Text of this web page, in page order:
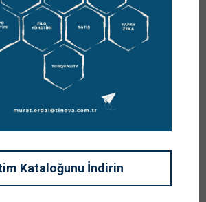
ve İşaretleme
EAN-UCC ve Bar-Kod Sistemleri
ve EAN-UCC Sistemi
Kataloğunu İndirin